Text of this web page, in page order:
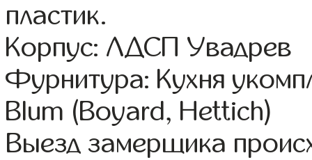
пластик.
Корпус: ЛДСП Увадрев
Фурнитура: Кухня
Blum (Boyard, Hettich)
Выезд замерщика